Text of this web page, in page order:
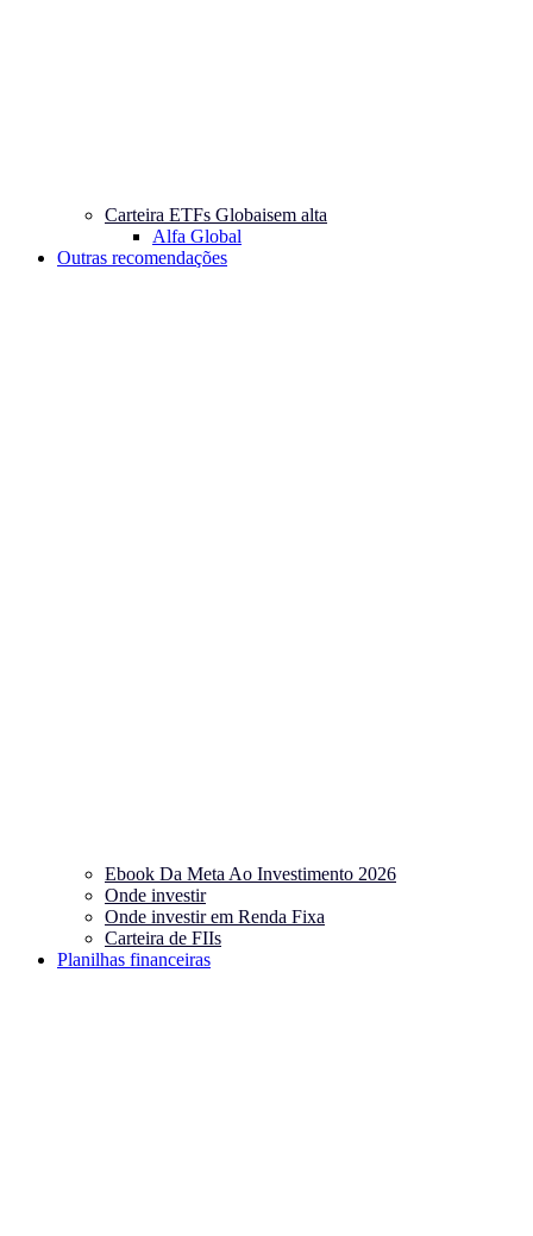
Carteira ETFs Globaisem alta
Alfa Global
Outras recomendações
Ebook Da Meta Ao Investimento 2026
Onde investir
Onde investir em Renda Fixa
Carteira de FIIs
Planilhas financeiras